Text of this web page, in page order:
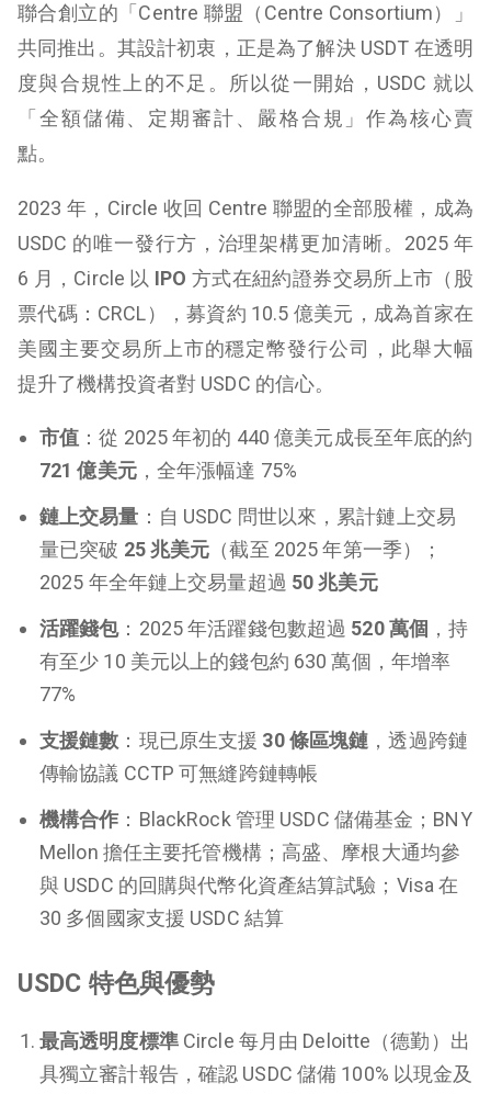
聯合創立的「Centre 聯盟（Centre Consortium）」
共同推出。其設計初衷，正是為了解決 USDT 在透明
度與合規性上的不足。所以從一開始，USDC 就以
「全額儲備、定期審計、嚴格合規」作為核心賣
點。
2023 年，Circle 收回 Centre 聯盟的全部股權，成為
USDC 的唯一發行方，治理架構更加清晰。2025 年
6 月，Circle 以 IPO 方式在紐約證券交易所上市（股
票代碼：CRCL），募資約 10.5 億美元，成為首家在
美國主要交易所上市的穩定幣發行公司，此舉大幅
提升了機構投資者對 USDC 的信心。
市值 ：從 2025 年初的 440 億美元成長至年底的約
721 億美元，全年漲幅達 75%
鏈上交易量 ：自 USDC 問世以來，累計鏈上交易
量已突破 25 兆美元 （截至 2025 年第一季）；
2025 年全年鏈上交易量超過 50 兆美元
活躍錢包：2025 年活躍錢包數超過 520 萬個 ，持
有至少 10 美元以上的錢包約 630 萬個，年增率
77%
支援鏈數 ：現已原生支援 30 條區塊鏈 ，透過跨鏈
傳輸協議 CCTP 可無縫跨鏈轉帳
機構合作 ：BlackRock 管理 USDC 儲備基金；BNY
Mellon 擔任主要托管機構；高盛、摩根大通均參
與 USDC 的回購與代幣化資產結算試驗；Visa 在
30 多個國家支援 USDC 結算
USDC 特色與優勢
最高透明度標準Circle 每月由 Deloitte（德勤）出
具獨立審計報告，確認 USDC 儲備 100% 以現金及